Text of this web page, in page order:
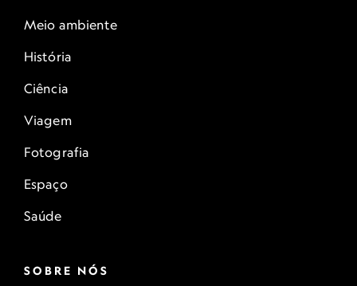
Meio ambiente
História
Ciência
Viagem
Fotografia
Espaço
Saúde
SOBRE NÓS